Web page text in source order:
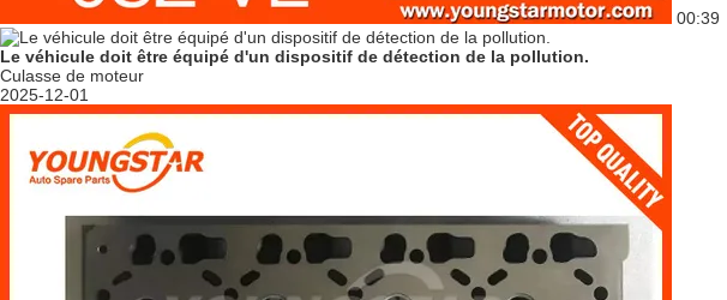
00:39
Le véhicule doit être équipé d'un dispositif de détection de la pollution.
Culasse de moteur
2025-12-01